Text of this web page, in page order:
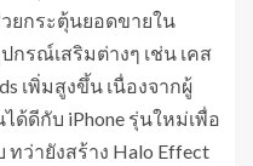
วยกระตุ้นยอดขายใน
กรณ์เสริมต่างๆ เช่น เคส
เพิ่มสูงขึ้น เนื่องจากผู้
ดีกับ iPhone รุ่นใหม่เพื่อ
ว่ายังสร้าง Halo Effect